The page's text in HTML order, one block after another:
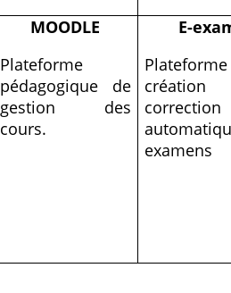
MOODLE
Plateforme
pédagogique de
gestion des
cours.
E-
correction
examens